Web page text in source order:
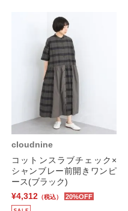
cloudnine
コットンスラブチェック×
シャンブレー前開きワンピ
ース(ブラック)
¥4,312 （税込） 20%OFF